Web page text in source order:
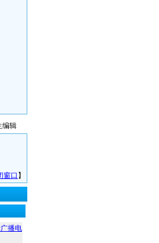
编辑
窗口 】
播电